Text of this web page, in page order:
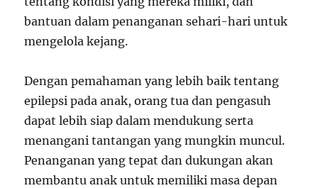
bantuan dalam penanganan sehari-hari untuk
mengelola kejang.
Dengan pemahaman yang lebih baik tentang
epilepsi pada anak, orang tua dan pengasuh
dapat lebih siap dalam mendukung serta
menangani tantangan yang mungkin muncul.
Penanganan yang tepat dan dukungan akan
membantu anak untuk memiliki masa depan